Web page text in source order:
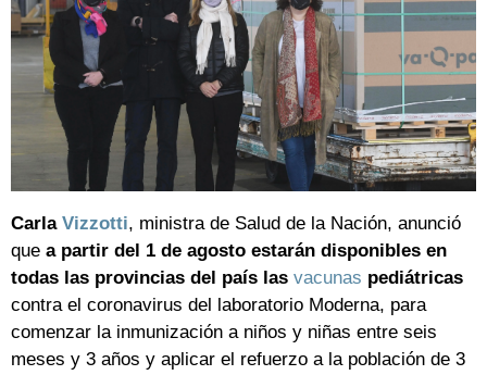
Carla Vizzotti, ministra de Salud de la Nación, anunció
que a partir del 1 de agosto estarán disponibles en
todas las provincias del país las vacunas pediátricas
contra el coronavirus del laboratorio Moderna, para
comenzar la inmunización a niños y niñas entre seis
meses y 3 años y aplicar el refuerzo a la población de 3